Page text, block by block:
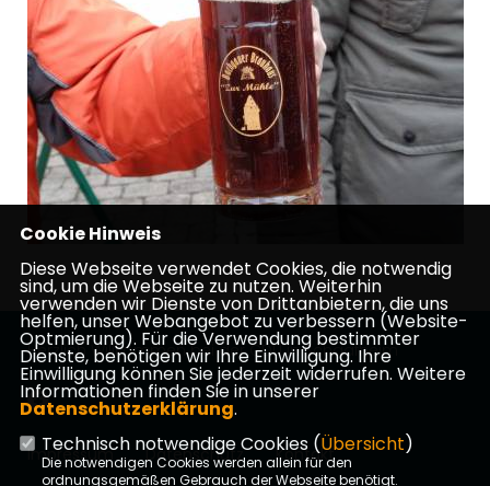
Herzlich Willkommen bei der CDU in Schaafheim
Impressum Datenschutz Kontakt
Cookie Hinweis
Diese Webseite verwendet Cookies, die notwendig
sind, um die Webseite zu nutzen. Weiterhin
verwenden wir Dienste von Drittanbietern, die uns
helfen, unser Webangebot zu verbessern (Website-
Optmierung). Für die Verwendung bestimmter
Dienste, benötigen wir Ihre Einwilligung. Ihre
Einwilligung können Sie jederzeit widerrufen. Weitere
Informationen finden Sie in unserer
Datenschutzerklärung.
Technisch notwendige Cookies (Übersicht)
Die notwendigen Cookies werden allein für den
ordnungsgemäßen Gebrauch der Webseite benötigt.